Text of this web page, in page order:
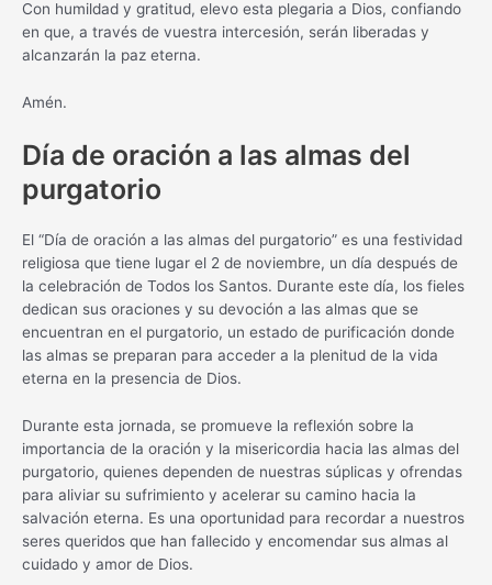
Con humildad y gratitud, elevo esta plegaria a Dios, confiando
en que, a través de vuestra intercesión, serán liberadas y
alcanzarán la paz eterna.
Amén.
Día de oración a las almas del
purgatorio
El “Día de oración a las almas del purgatorio” es una festividad
religiosa que tiene lugar el 2 de noviembre, un día después de
la celebración de Todos los Santos. Durante este día, los fieles
dedican sus oraciones y su devoción a las almas que se
encuentran en el purgatorio, un estado de purificación donde
las almas se preparan para acceder a la plenitud de la vida
eterna en la presencia de Dios.
Durante esta jornada, se promueve la reflexión sobre la
importancia de la oración y la misericordia hacia las almas del
purgatorio, quienes dependen de nuestras súplicas y ofrendas
para aliviar su sufrimiento y acelerar su camino hacia la
salvación eterna. Es una oportunidad para recordar a nuestros
seres queridos que han fallecido y encomendar sus almas al
cuidado y amor de Dios.